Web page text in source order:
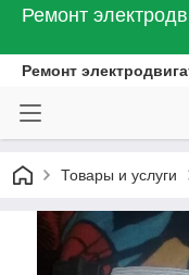
Ремонт
Ремонт
Товары и услуги